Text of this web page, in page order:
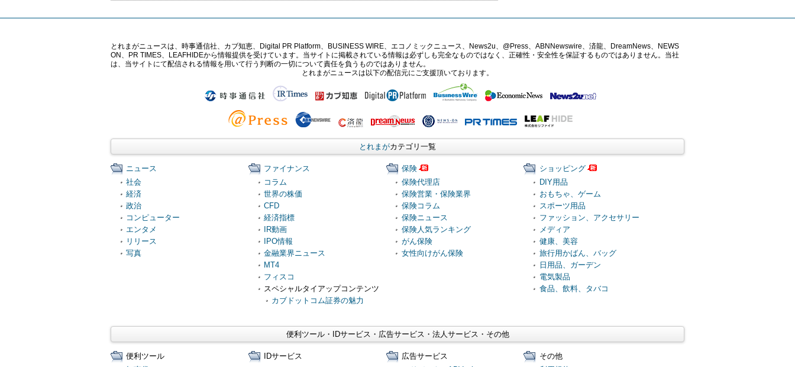
とれまがニュースは、時事通信社、カブ知恵、Digital PR Platform、BUSINESS WIRE、エコノミックニュース、News2u、@Press、ABNNewswire、済龍、DreamNews、NEWS
ON、PR TIMES、LEAFHIDEから情報提供を受けています。当サイトに掲載されている情報は必ずしも完全なものではなく、正確性・安全性を保証するものではありません。当社
は、当サイトにて配信される情報を用いて行う判断の一切について責任を負うものではありません。
とれまがニュースは以下の配信元にご支援頂いております。
とれまがカテゴリ一覧
ニュース
社会
経済
政治
コンピューター
エンタメ
リリース
写真
ファイナンス
コラム
世界の株価
CFD
経済指標
IR動画
IPO情報
金融業界ニュース
MT4
フィスコ
スペシャルタイアップコンテンツ
カブドットコム証券の魅力
保険
保険代理店
保険営業・保険業界
保険コラム
保険ニュース
保険人気ランキング
がん保険
女性向けがん保険
ショッピング
DIY用品
おもちゃ、ゲーム
スポーツ用品
ファッション、アクセサリー
メディア
健康、美容
旅行用かばん、バッグ
日用品、ガーデン
電気製品
食品、飲料、タバコ
便利ツール・IDサービス・広告サービス・法人サービス・その他
便利ツール
IDサービス
広告サービス
その他